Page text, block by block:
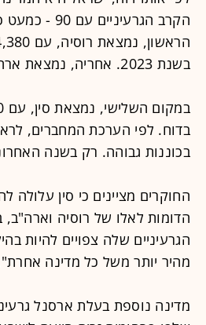
בשנת 2023. אחריה, נמצאת ארה"ב, עם 3,708 - בדומה לשנת 2023.
בדוח. לפי הערכת המחברים,
בכוננות גבוהה. רק בשנה האחרונה, בייג'ינג צברה
החוקרים מציינים כי סין עלולה
הדומות לאלו של רוסיה
הגרעיניים שלה צפויים להיות
מהיר יותר משל כל מדינה